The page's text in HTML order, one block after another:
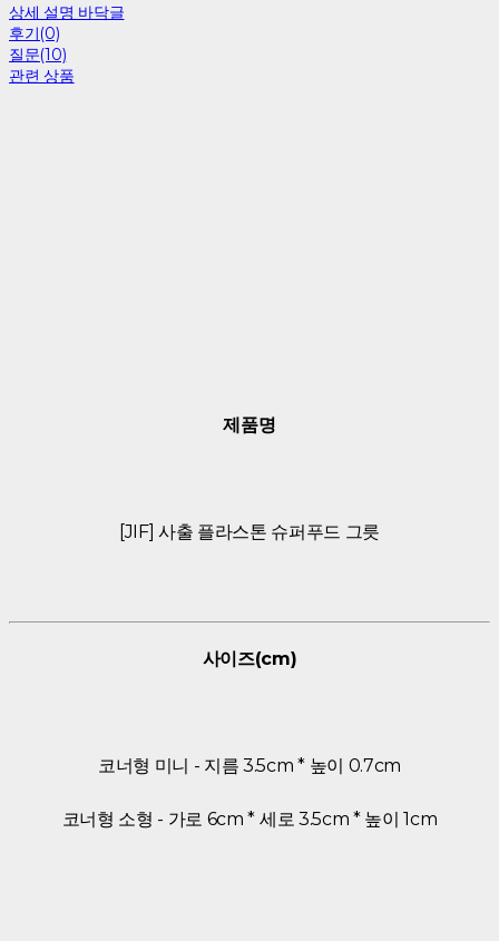
상세 설명 바닥글
후기(0)
질문(10)
관련 상품
제품명
[JIF] 사출 플라스톤 슈퍼푸드 그릇
사이즈(cm)
코너형 미니 - 지름 3.5cm * 높이 0.7cm
코너형 소형 - 가로 6cm * 세로 3.5cm * 높이 1cm